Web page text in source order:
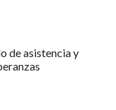
de asistencia y